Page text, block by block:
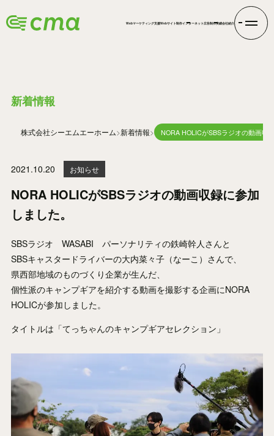
Webマーケティング支援Webサイト制作インターネット広告制作実績会社紹介
新着情報
株式会社シーエムエーホーム 新着情報 NORA HOLICがSBSラジオの動画収
2021.10.20 お知らせ
NORA HOLICがSBSラジオの動画収録に参加
しました。
SBSラジオ WASABI パーソナリティの鉄崎幹人さんと
SBSキャスタードライバーの大内菜々子（なーこ）さんで、
県西部地域のものづくり企業が生んだ、
個性派のキャンプギアを紹介する動画を撮影する企画にNORA
HOLICが参加しました。
タイトルは「てっちゃんのキャンプギアセレクション」